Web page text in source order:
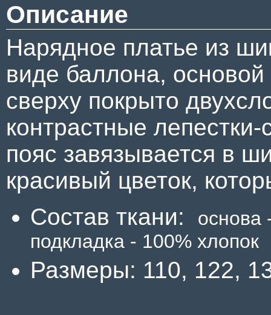
Описание
Нарядное платье из
виде баллона, основой
сверху покрыто
контрастные
пояс завязывается в
красивый цветок,
Состав ткани:
основа
подкладка - 100% хлопок
Размеры: 110, 122,